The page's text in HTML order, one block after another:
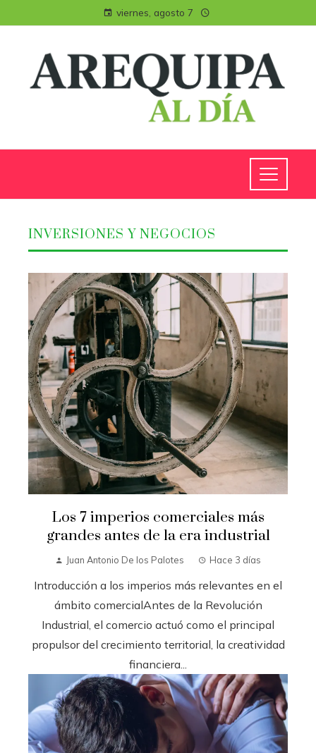
viernes, agosto 7
INVERSIONES Y NEGOCIOS
Los 7 imperios comerciales más
grandes antes de la era industrial
Juan Antonio De los Palotes Hace 3 días
Introducción a los imperios más relevantes en el
ámbito comercialAntes de la Revolución
Industrial, el comercio actuó como el principal
propulsor del crecimiento territorial, la creatividad
financiera...